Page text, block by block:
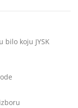
bilo koju JYSK